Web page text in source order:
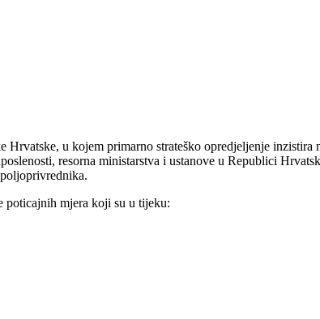
u kojem primarno strateško opredjeljenje inzistira
resorna ministarstva i ustanove u Republici
poticajnih mjera koji su u tijeku: